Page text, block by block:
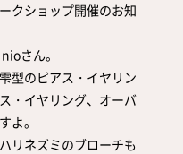
クショップ開催のお知
さん。
型のピアス・イヤリン
・イヤリング、オーバ
よ。
リネズミのブローチも